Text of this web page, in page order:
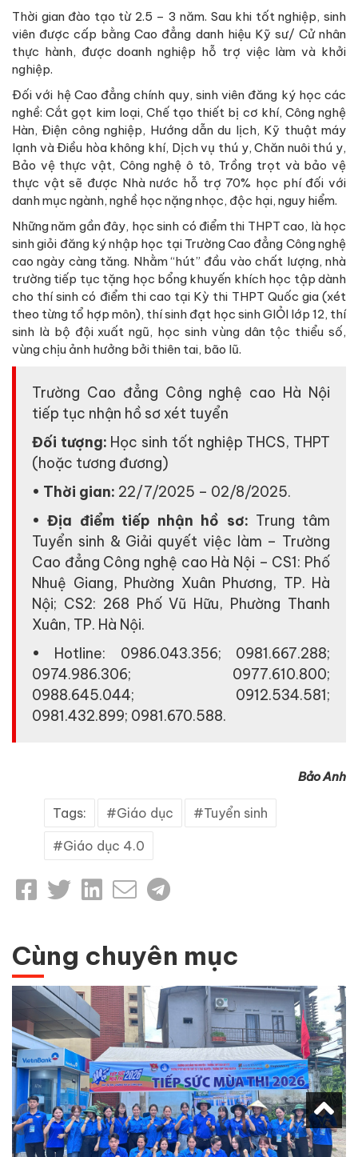
Thời gian đào tạo từ 2.5 – 3 năm. Sau khi tốt nghiệp, sinh
viên được cấp bằng Cao đẳng danh hiệu Kỹ sư/ Cử nhân
thực hành, được doanh nghiệp hỗ trợ việc làm và khởi
nghiệp.
Đối với hệ Cao đẳng chính quy, sinh viên đăng ký học các
nghề: Cắt gọt kim loại, Chế tạo thiết bị cơ khí, Công nghệ
Hàn, Điện công nghiệp, Hướng dẫn du lịch, Kỹ thuật máy
lạnh và Điều hòa không khí, Dịch vụ thú y, Chăn nuôi thú y,
Bảo vệ thực vật, Công nghệ ô tô, Trồng trọt và bảo vệ
thực vật sẽ được Nhà nước hỗ trợ 70% học phí đối với
danh mục ngành, nghề học nặng nhọc, độc hại, nguy hiểm.
Những năm gần đây, học sinh có điểm thi THPT cao, là học
sinh giỏi đăng ký nhập học tại Trường Cao đẳng Công nghệ
cao ngày càng tăng. Nhằm “hút” đầu vào chất lượng, nhà
trường tiếp tục tặng học bổng khuyến khích học tập dành
cho thí sinh có điểm thi cao tại Kỳ thi THPT Quốc gia (xét
theo từng tổ hợp môn), thí sinh đạt học sinh GIỎI lớp 12, thí
sinh là bộ đội xuất ngũ, học sinh vùng dân tộc thiểu số,
vùng chịu ảnh hưởng bởi thiên tai, bão lũ.
Trường Cao đẳng Công nghệ cao Hà Nội
tiếp tục nhận hồ sơ xét tuyển
Đối tượng: Học sinh tốt nghiệp THCS, THPT
(hoặc tương đương)
• Thời gian: 22/7/2025 – 02/8/2025.
• Địa điểm tiếp nhận hồ sơ: Trung tâm
Tuyển sinh & Giải quyết việc làm – Trường
Cao đẳng Công nghệ cao Hà Nội – CS1: Phố
Nhuệ Giang, Phường Xuân Phương, TP. Hà
Nội; CS2: 268 Phố Vũ Hữu, Phường Thanh
Xuân, TP. Hà Nội.
• Hotline: 0986.043.356; 0981.667.288;
0974.986.306; 0977.610.800;
0988.645.044; 0912.534.581;
0981.432.899; 0981.670.588.
Bảo Anh
Tags: Giáo dục Tuyển sinh
Giáo dục 4.0
Cùng chuyên mục